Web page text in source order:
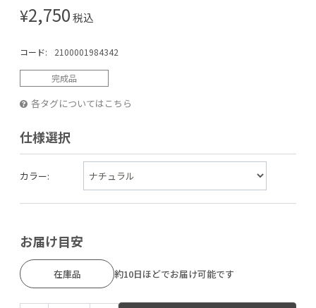
¥2,750税込
コード: 2100001984342
完成品
各タグについてはこちら
仕様選択
カラー:
お届け目安
在庫品 約10日ほどでお届け可能です